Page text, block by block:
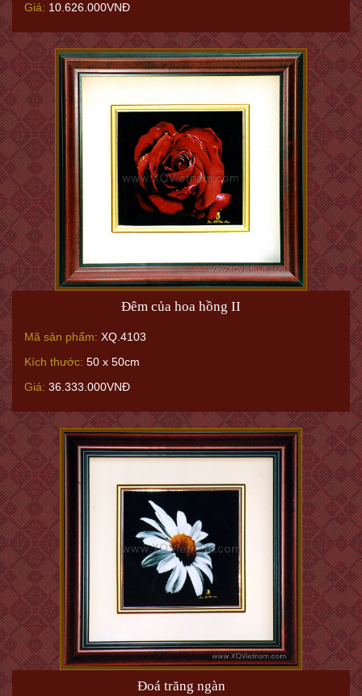
Giá: 10.626.000VNĐ
Đêm của hoa hồng II
Mã sản phẩm: XQ.4103
Kích thước: 50 x 50cm
Giá: 36.333.000VNĐ
Đoá trăng ngàn